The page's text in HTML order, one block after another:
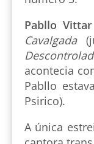
Pabllo Vittar
Cavalgada
acontecia
Pabllo
Psirico).
A única